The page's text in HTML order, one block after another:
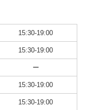
15:30-19:00
15:30-19:00
ー
15:30-19:00
15:30-19:00